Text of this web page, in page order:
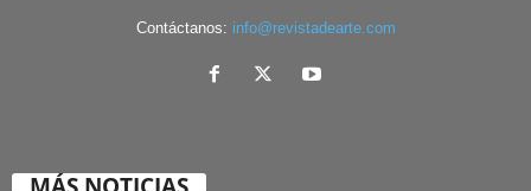
Contáctanos: info@revistadearte.com